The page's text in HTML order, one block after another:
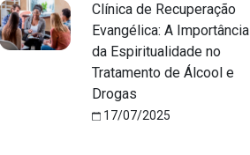
Clínica de Recuperação
Evangélica: A Importância
da Espiritualidade no
Tratamento de Álcool e
Drogas
17/07/2025